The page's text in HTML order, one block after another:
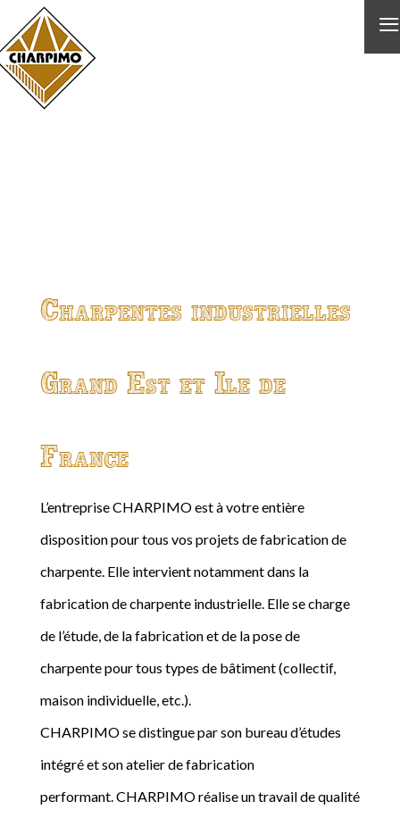
≡
Charpentes industrielles
Grand Est et Ile de
France
L’entreprise CHARPIMO est à votre entière
disposition pour tous vos projets de fabrication de
charpente. Elle intervient notamment dans la
fabrication de charpente industrielle. Elle se charge
de l’étude, de la fabrication et de la pose de
charpente pour tous types de bâtiment (collectif,
maison individuelle, etc.).
CHARPIMO se distingue par son bureau d’études
intégré et son atelier de fabrication
performant. CHARPIMO réalise un travail de qualité